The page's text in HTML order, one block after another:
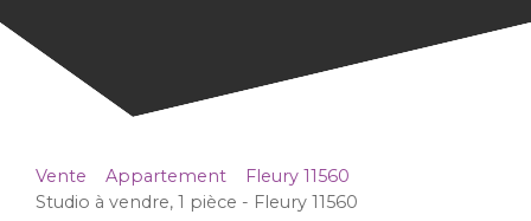
Vente Appartement
Fleury 11560
Studio à vendre, 1 pièce - Fleury 11560